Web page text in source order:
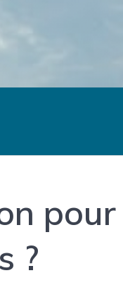
pour
?